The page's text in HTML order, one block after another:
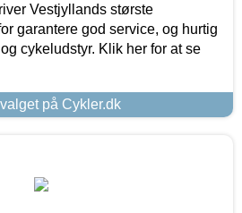
Vestjyllands største
garantere god service, og hurtig
cykeludstyr. Klik her for at se
på Cykler.dk